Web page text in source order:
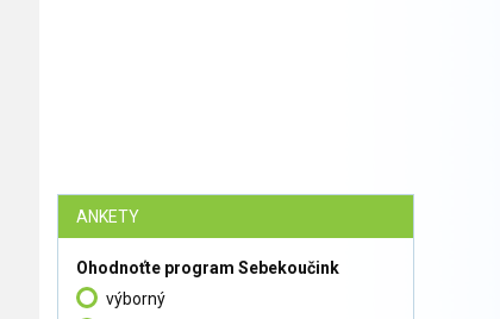
ANKETY
Ohodnoťte program Sebekoučink
výborný